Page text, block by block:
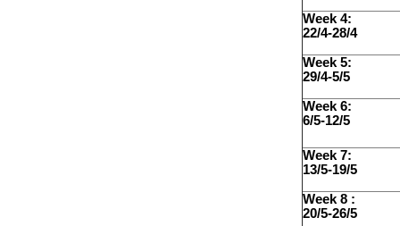
Week 4:
22/4-28/4
Week 5:
29/4-5/5
Week 6:
6/5-12/5
Week 7:
13/5-19/5
Week 8 :
20/5-26/5